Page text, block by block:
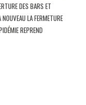
DES BARS ET
LA FERMETURE
REPREND